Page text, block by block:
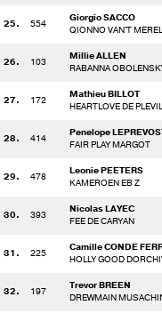
25. 554
Giorgio SACCO
QIONNO VAN'T
26. 103
Millie ALLEN
RABANNA
27. 172
Mathieu BILLOT
HEARTLOVE DE
28. 414
Penelope
FAIR PLAY MARGOT
29. 478
Leonie PEETERS
KAMEROEN EB Z
30. 393
Nicolas LAYEC
FEE DE CARYAN
31. 225
Camille CONDE
HOLLY GOOD
32. 197
Trevor BREEN
DREWMAIN